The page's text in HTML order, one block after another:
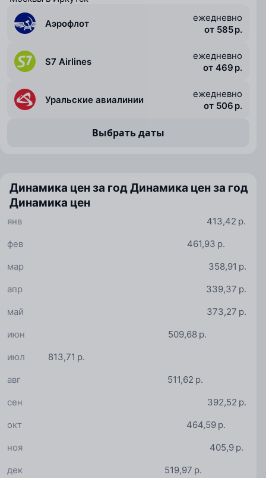
Аэрофлот
ежедневно
от 585 р.
S7 Airlines
ежедневно
от 469 р.
Уральские авиалинии
ежедневно
от 506 р.
Выбрать даты
Динамика цен за годДинамика цен за год
Динамика цен
413,42 р.
янв
461,93 р.
фев
358,91 р.
мар
339,37 р.
апр
373,27 р.
май
509,68 р.
июн
813,71 р.
июл
511,62 р.
авг
392,52 р.
сен
464,59 р.
окт
405,9 р.
ноя
519,97 р.
дек